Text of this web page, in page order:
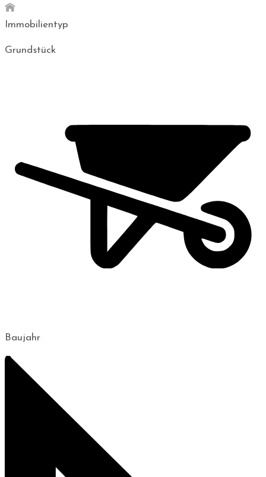
Immobilientyp
Grundstück
Baujahr